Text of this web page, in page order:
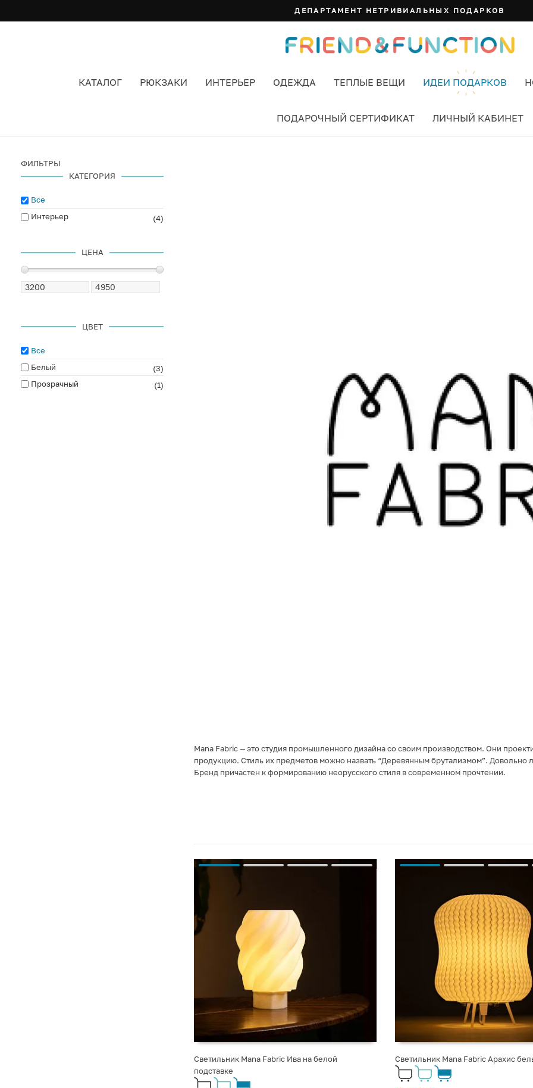
ДЕПАРТАМЕНТ НЕТРИВИАЛЬНЫХ ПОДАРКОВ
КАТАЛОГ РЮКЗАКИ ИНТЕРЬЕР ОДЕЖДА ТЕПЛЫЕ ВЕЩИ ИДЕИ ПОДАРКОВ
ПОДАРОЧНЫЙ СЕРТИФИКАТ ЛИЧНЫЙ КАБИНЕТ
ФИЛЬТРЫ
КАТЕГОРИЯ
Все
Интерьер
(4)
ЦЕНА
ЦВЕТ
Все
Белый
(3)
Прозрачный
(1)
Mana Fabric — это студия промышленного дизайна со своим производством. Они
продукцию. Стиль их предметов можно назвать “Деревянным брутализмом”. Довольно
Бренд причастен к формированию неорусского стиля в современном прочтении.
Светильник Mana Fabric Ива на белой
подставке
Светильник Mana Fabric Арахис